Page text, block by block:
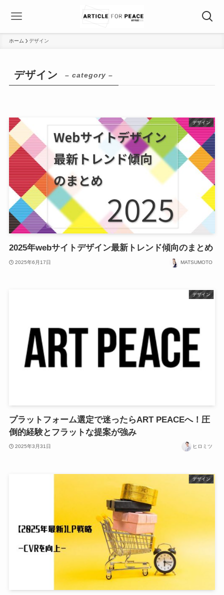
ホーム デザイン
デザイン – category –
デザイン
2025年webサイトデザイン最新トレンド傾向のまとめ
2025年6月17日 MATSUMOTO
デザイン
プラットフォーム選定で迷ったらART PEACEへ！圧
倒的経験とフラットな提案が強み
2025年3月31日 ヒロミツ
デザイン